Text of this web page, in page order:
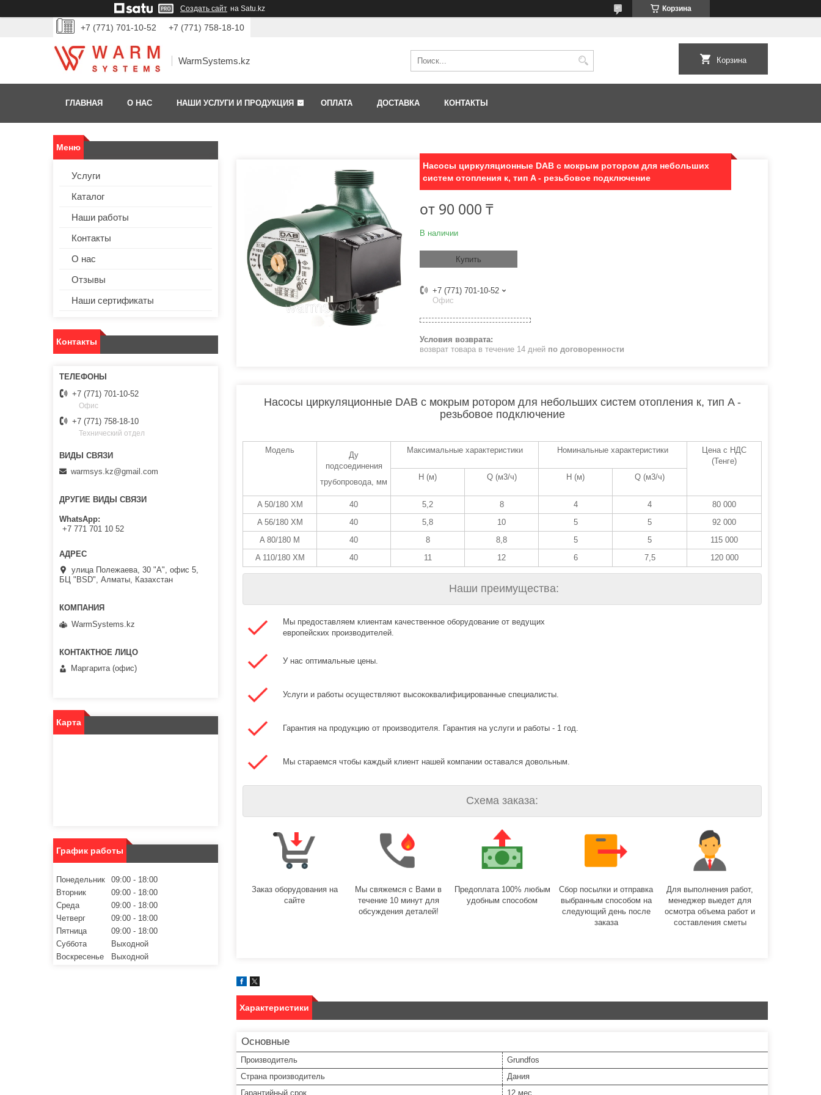
Создать сайт на Satu.kz Корзина
+7 (771) 701-10-52 +7 (771) 758-18-10
WarmSystems.kz Корзина
ГЛАВНАЯ О НАС НАШИ УСЛУГИ И ПРОДУКЦИЯ ОПЛАТА ДОСТАВКА КОНТАКТЫ
Насосы циркуляционные DAB с мокрым ротором для небольших
систем отопления к, тип A - резьбовое подключение
от 90 000 ₸
В наличии
Купить
+7 (771) 701-10-52
Офис
возврат товара в течение 14 дней по договоренности
Насосы циркуляционные DAB с мокрым ротором для небольших систем отопления к, тип A -
резьбовое подключение
Модель
Ду
подсоединения
трубопровода, мм
Максимальные характеристики Номинальные характеристики
Цена с НДС
(Тенге)
Н (м)
Q (м3/ч) Н (м) Q (м3/ч)
A 50/180 XM 40 5,2 8 4 4
80 000
A 56/180 XM
40 5,8 10 5 5
92 000
A 80/180 M
40 8 8,8 5 5
115 000
A 110/180 XM
40 11 12 6 7,5 120 000
Наши преимущества:
Мы предоставляем клиентам качественное оборудование от ведущих
европейских производителей.
У нас оптимальные цены.
Услуги и работы осуществляют высококвалифицированные специалисты.
Гарантия на продукцию от производителя. Гарантия на услуги и работы - 1 год.
Мы стараемся чтобы каждый клиент нашей компании оставался довольным.
Схема заказа:
Заказ оборудования на
сайте
Мы свяжемся с Вами в
течение 10 минут для
обсуждения деталей!
Предоплата 100% любым
удобным способом
Сбор посылки и отправка
выбранным способом на
следующий день после
заказа
Для выполнения работ,
менеджер выедет для
осмотра объема работ и
составления сметы
Характеристики
Основные
Производитель
Grundfos
Страна производитель
Дания
Гарантийный срок
12 мес
Услуги
Каталог
Наши работы
Контакты
О нас
Отзывы
Наши сертификаты
Контакты
+7 (771) 701-10-52
Офис
+7 (771) 758-18-10
Технический отдел
warmsys.kz@gmail.com
ДРУГИЕ ВИДЫ СВЯЗИ
WhatsApp
+7 771 701 10 52
улица Полежаева, 30 "А", офис 5,
БЦ "BSD", Алматы, Казахстан
WarmSystems.kz
Маргарита (офис)
Карта
График работы
Понедельник 09:00
18:00
Вторник
09:00
18:00
Среда
09:00
18:00
Четверг
09:00
18:00
Пятница
09:00
18:00
Суббота
Выходной
Воскресенье
Выходной